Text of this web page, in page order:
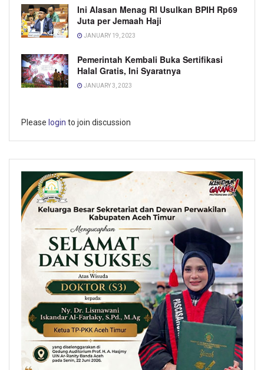
Ini Alasan Menag RI Usulkan BPIH Rp69
Juta per Jemaah Haji
JANUARY 19, 2023
Pemerintah Kembali Buka Sertifikasi
Halal Gratis, Ini Syaratnya
JANUARY 3, 2023
Please login to join discussion